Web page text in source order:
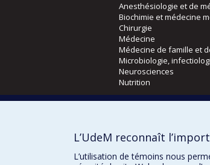
Anesthésiologie et de
Biochimie et médecine
Chirurgie
Médecine
Médecine de famille et
Microbiologie,
Neurosciences
Nutrition
Orthophonie et
L’UdeM reconnaît
L’utilisation de témoins nous